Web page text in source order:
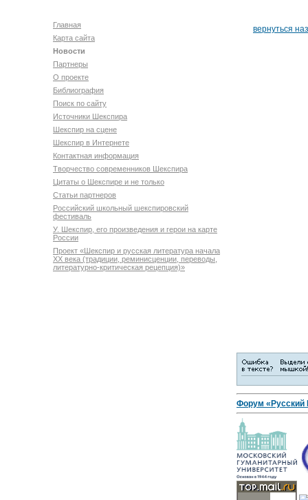
вернуться
Главная
Карта сайта
Новости
Партнеры
О проекте
Библиография
Поиск по сайту
Источники Шекспира
Шекспир на сцене
Шекспир в Интернете
Контактная информация
Творчество современников Шекспира
Цитаты о Шекспире и не только
Статьи партнеров
Российский школьный шекспировский
фестиваль
У. Шекспир, его произведения и герои на карте
России
Проект «Шекспир и русская литература начала
XX века (традиции, реминисценции, переводы,
литературно-критическая рецепция)»
Форум «Русский